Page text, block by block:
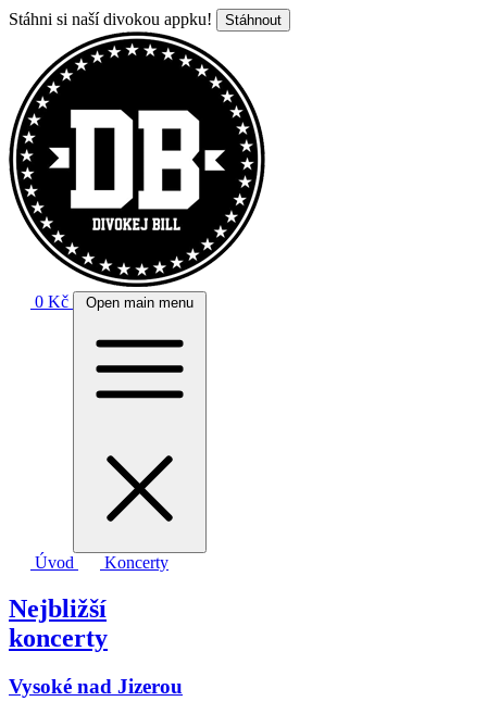
Stáhni si naší divokou appku! Stáhnout
0 Kč Open main menu
Úvod Koncerty
Nejbližší
koncerty
Vysoké nad Jizerou